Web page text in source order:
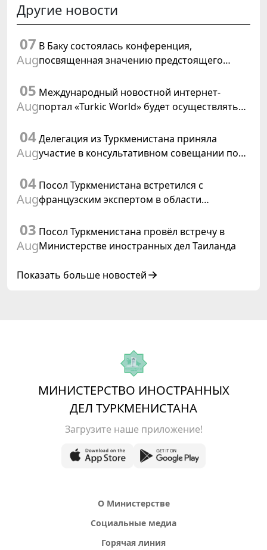
Другие новости
07
Aug
В Баку состоялась конференция,
посвященная значению предстоящего
резолюции ООН «Год международного
права, 2028»
05
Aug
Международный новостной интернет-
портал «Turkic World» будет осуществлять
заседания Халк Маслахаты Туркменистана
04
Aug
Делегация из Туркменистана приняла
участие в консультативном совещании по
04
Aug
Посол Туркменистана встретился с
французским экспертом в области
03
Aug
Посол Туркменистана провёл встречу в
Министерстве иностранных дел Таиланда
Показать больше новостей
МИНИСТЕРСТВО ИНОСТРАННЫХ
ДЕЛ ТУРКМЕНИСТАНА
Загрузите наше приложение!
О Министерстве
Социальные медиа
Горячая линия